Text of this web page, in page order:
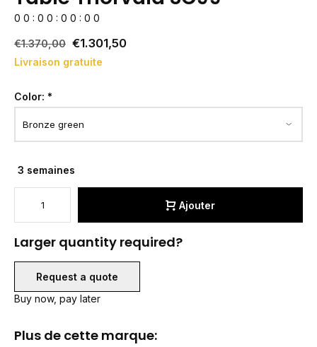
0 0 : 0 0 : 0 0 : 0 0
€1.370,00 €1.301,50
Livraison gratuite
Color: *
3 semaines
Ajouter
Larger quantity required?
Request a quote
Buy now, pay later
Plus de cette marque: